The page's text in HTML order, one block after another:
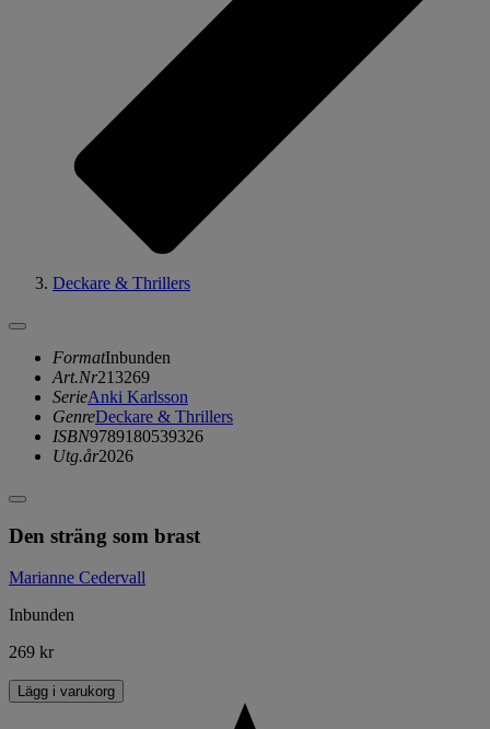
Deckare & Thrillers
FormatInbunden
Art.Nr213269
SerieAnki Karlsson
GenreDeckare & Thrillers
ISBN9789180539326
Utg.år2026
Den sträng som brast
Marianne Cedervall
Inbunden
269 kr
Lägg i varukorg